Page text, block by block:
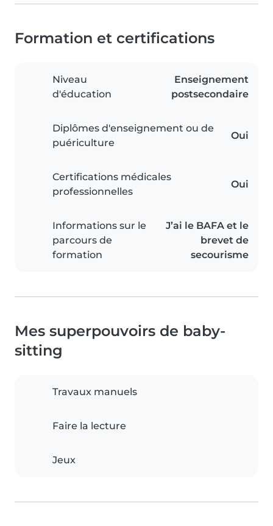
Formation et certifications
Niveau
d'éducation
Enseignement
postsecondaire
Diplômes d'enseignement ou de
puériculture
Oui
Certifications médicales
professionnelles
Oui
Informations sur le
parcours de
formation
J’ai le BAFA et le
brevet de
secourisme
Mes superpouvoirs de baby-
sitting
Travaux manuels
Faire la lecture
Jeux